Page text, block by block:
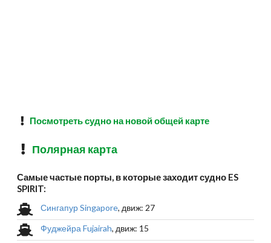
Посмотреть судно на новой общей карте
Полярная карта
Самые частые порты, в которые заходит судно ES
SPIRIT:
Сингапур Singapore, движ: 27
Фуджейра Fujairah, движ: 15